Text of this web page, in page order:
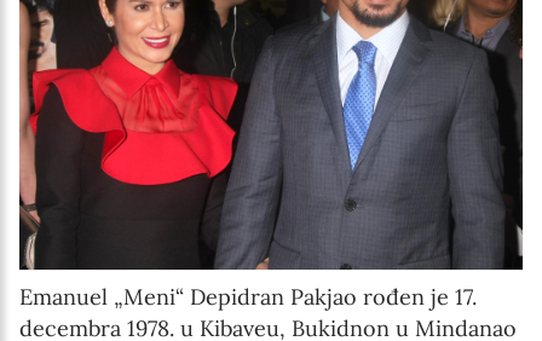
Emanuel „Meni“ Depidran Pakjao rođen je 17.
decembra 1978. u Kibaveu, Bukidnon u Mindanao